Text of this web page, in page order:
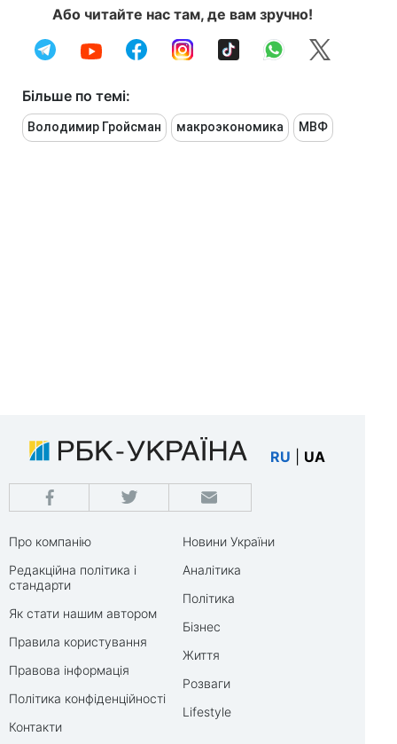
Або читайте нас там, де вам зручно!
Більше по темі:
Володимир Гройсман макроэкономика МВФ
RU UA
Про компанію
Редакційна політика і
стандарти
Як стати нашим автором
Правила користування
Правова інформація
Політика конфіденційності
Контакти
Новини України
Аналітика
Політика
Бізнес
Життя
Розваги
Lifestyle